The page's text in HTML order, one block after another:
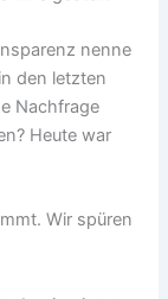
nenne
den letzten
Nachfrage
Heute war
Wir spüren